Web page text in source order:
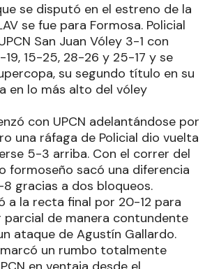
se disputó en el estreno de la
se fue para Formosa. Policial
San Juan Vóley 3-1 con
15-25, 28-26 y 25-17 y se
su segundo título en su
en lo más alto del vóley
con UPCN adelantándose por
una ráfaga de Policial dio vuelta
5-3 arriba. Con el correr del
formoseño sacó una diferencia
8 gracias a dos bloqueos.
a la recta final por 20-12 para
parcial de manera contundente
ataque de Agustín Gallardo.
un rumbo totalmente